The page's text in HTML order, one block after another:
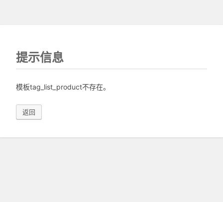
提示信息
模板tag_list_product不存在。
返回